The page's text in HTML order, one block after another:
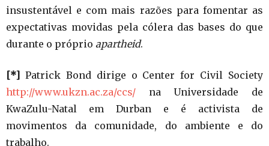
insustentável e com mais razões para fomentar as
expectativas movidas pela cólera das bases do que
durante o próprio apartheid.
[*] Patrick Bond dirige o Center for Civil Society
http://www.ukzn.ac.za/ccs/ na Universidade de
KwaZulu-Natal em Durban e é activista de
movimentos da comunidade, do ambiente e do
trabalho.